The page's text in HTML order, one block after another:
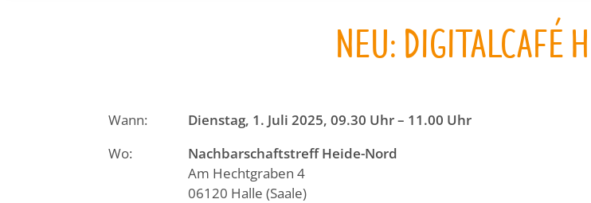
NEU: DIGITALCAFÉ
Wann:
Dienstag, 1. Juli 2025, 09.30 Uhr – 11.00 Uhr
Wo:
Nachbarschaftstreff Heide-Nord
Am Hechtgraben 4
06120 Halle (Saale)